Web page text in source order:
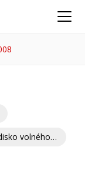
Středisko volného času